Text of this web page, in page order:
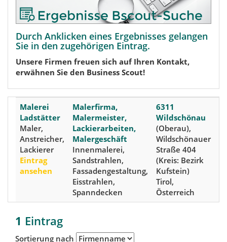
Durch Anklicken eines Ergebnisses gelangen
Sie in den zugehörigen Eintrag.
Unsere Firmen freuen sich auf Ihren Kontakt,
erwähnen Sie den Business Scout!
Malerei
Ladstätter
Maler,
Anstreicher,
Lackierer
Eintrag
ansehen
Malerfirma,
Malermeister,
Lackierarbeiten,
Malergeschäft
Innenmalerei,
Sandstrahlen,
Fassadengestaltung,
Eisstrahlen,
Spanndecken
6311
Wildschönau
(Oberau),
Wildschönauer
Straße 404
(Kreis: Bezirk
Kufstein)
Tirol,
Österreich
1 Eintrag
Sortierung nach